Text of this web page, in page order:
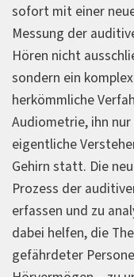
sofort mit einer
Messung der
Hören nicht
sondern ein
herkömmliche
Audiometrie, ihn
eigentliche
Gehirn statt. Die
Prozess der
erfassen und zu
dabei helfen, die
gefährdeter